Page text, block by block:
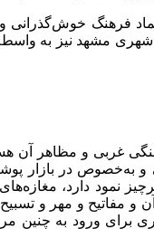
فرهنگ خوش‌گذرانی
شهری مشهد نیز به
غربی و مظاهر آن
و به‌خصوص در بازار
نمود دارد،
و مفاتیح و مهر و
ورود به چنین